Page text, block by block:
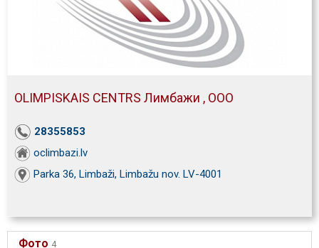
OLIMPISKAIS CENTRS Лимбажи , ООО
28355853
oclimbazi.lv
Parka 36, Limbaži, Limbažu nov. LV-4001
Фото 4